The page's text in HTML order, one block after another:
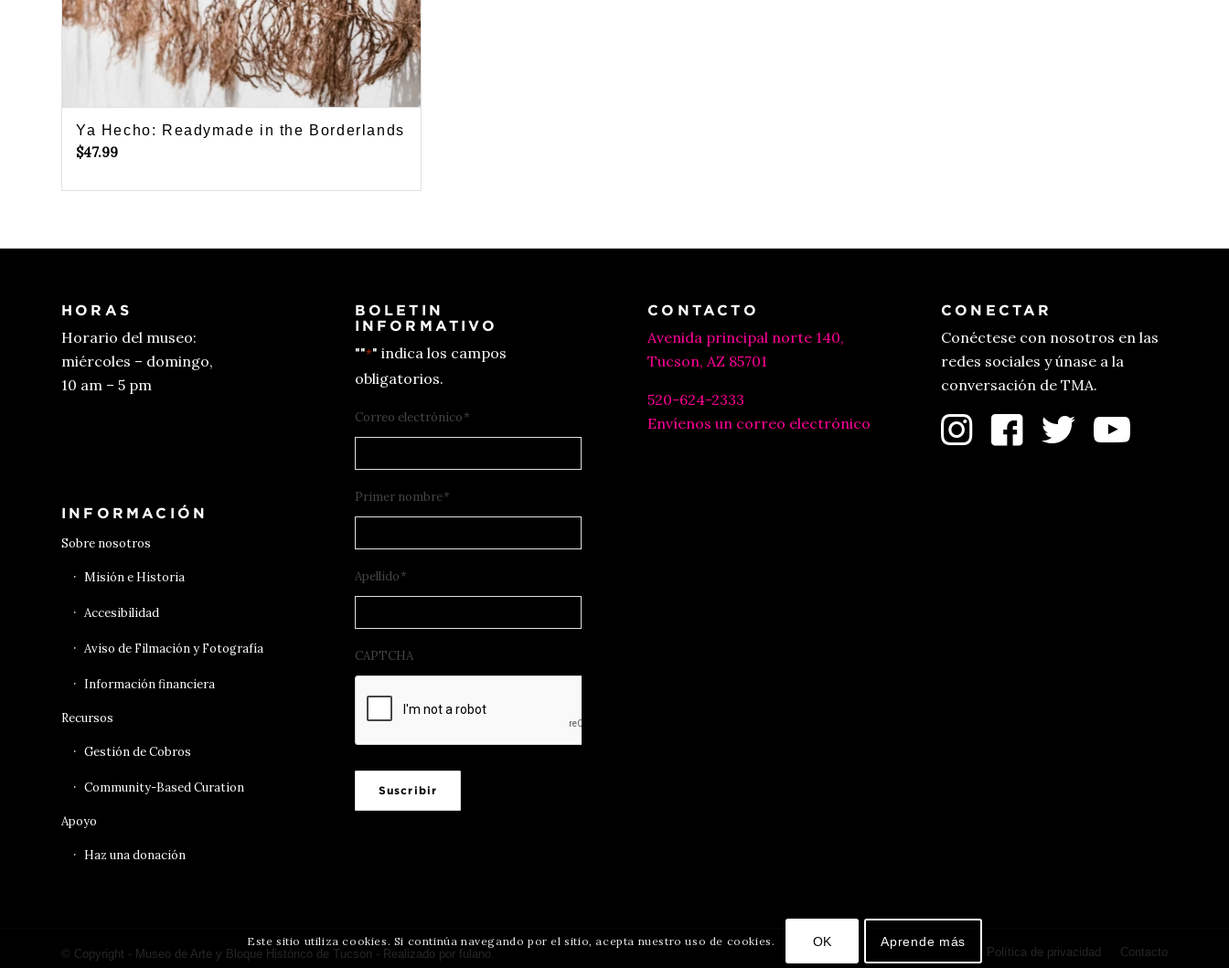
Ya Hecho: Readymade in the Borderlands
$47.99
HORAS
Horario del museo:
miércoles – domingo,
10 am – 5 pm
INFORMACIÓN
Sobre nosotros
Misión e Historia
Accesibilidad
Aviso de Filmación y Fotografía
Información financiera
Recursos
Gestión de Cobros
Community-Based Curation
Apoyo
Haz una donación
BOLETIN
INFORMATIVO
""*" indica los campos
obligatorios.
Correo electrónico*
Primer nombre*
Apellido*
CAPTCHA
Suscribir
CONTACTO
Avenida principal norte 140,
Tucson, AZ 85701
520-624-2333
Envíenos un correo electrónico
CONECTAR
Conéctese con nosotros en las
redes sociales y únase a la
conversación de TMA.
© Copyright - Museo de Arte y Bloque Histórico de Tucson - Realizado por fulano. Política de privacidad Contacto
Este sitio utiliza cookies. Si continúa navegando por el sitio, acepta nuestro uso de cookies. OK Aprende más